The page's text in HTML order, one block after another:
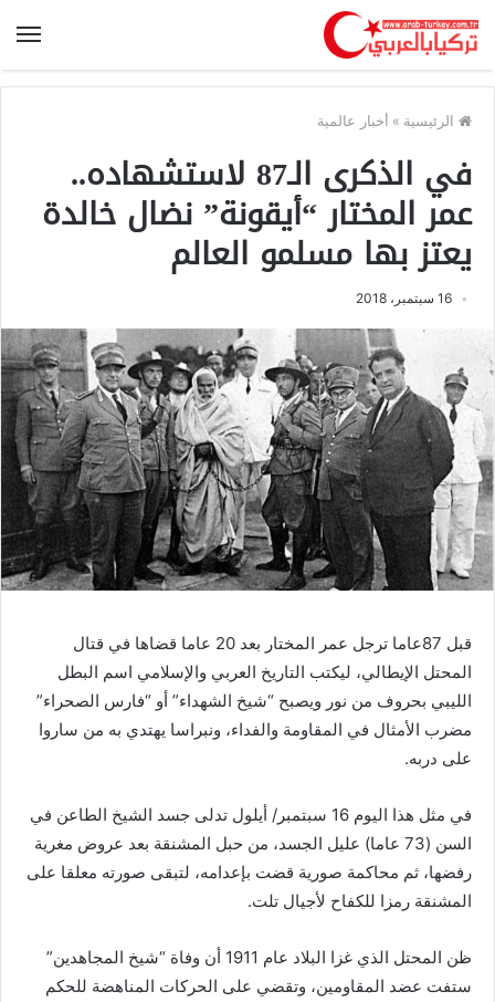
الرئيسية » أخبار عالمية
في الذكرى الـ87 لاستشهاده..
عمر المختار “أيقونة” نضال خالدة
يعتز بها مسلمو العالم
16 سبتمبر، 2018
قبل 87عاما ترجل عمر المختار بعد 20 عاما قضاها في قتال
المحتل الإيطالي، ليكتب التاريخ العربي والإسلامي اسم البطل
الليبي بحروف من نور ويصبح “شيخ الشهداء” أو “فارس الصحراء”
مضرب الأمثال في المقاومة والفداء، ونبراسا يهتدي به من ساروا
على دربه.
في مثل هذا اليوم 16 سبتمبر/ أيلول تدلى جسد الشيخ الطاعن في
السن (73 عاما) عليل الجسد، من حبل المشنقة بعد عروض مغرية
رفضها، ثم محاكمة صورية قضت بإعدامه، لتبقى صورته معلقا على
المشنقة رمزا للكفاح لأجيال تلت.
ظن المحتل الذي غزا البلاد عام 1911 أن وفاة “شيخ المجاهدين”
ستفت عضد المقاومين، وتقضي على الحركات المناهضة للحكم